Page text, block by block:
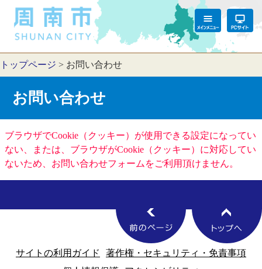
トップページ > お問い合わせ
お問い合わせ
ブラウザでCookie（クッキー）が使用できる設定になってい
ない、または、ブラウザがCookie（クッキー）に対応してい
ないため、お問い合わせフォームをご利用頂けません。
サイトの利用ガイド
著作権・セキュリティ・免責事項